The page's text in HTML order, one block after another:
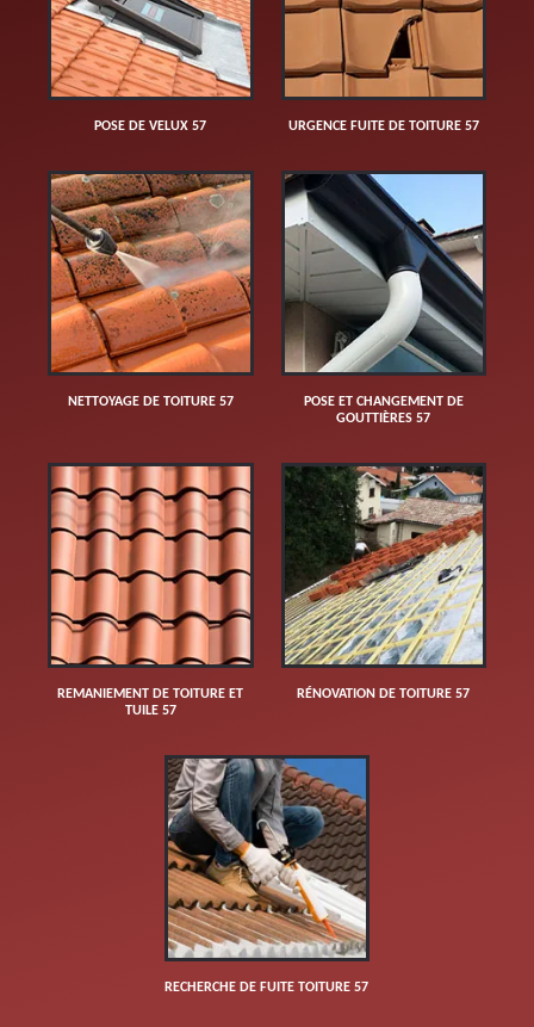
POSE DE VELUX 57 URGENCE FUITE DE TOITURE 57
NETTOYAGE DE TOITURE 57
POSE ET CHANGEMENT DE
GOUTTIÈRES 57
REMANIEMENT DE TOITURE ET
TUILE 57
RÉNOVATION DE TOITURE 57
RECHERCHE DE FUITE TOITURE 57